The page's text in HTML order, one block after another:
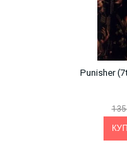
Punisher
135